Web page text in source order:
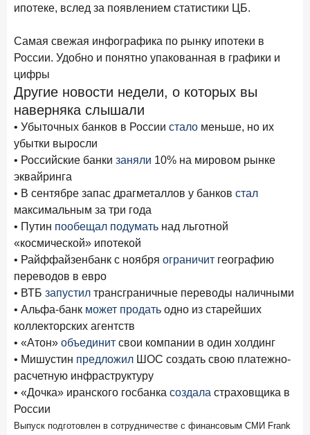
расчетного счета в банках
26 января 2026 года ИССЛЕДОВАНИЕ
Ипотека. Итоги декабря 2025 года
15 января 2026 года
По итогам декабря 2025 года объем выдач кредитов
составил 1 326,5 млрд руб.
Цифра дня
Средняя ставка по ипотеке в России
8,95%
Frank Data. Ипотека
29 декабря 2025 года
Четких целей в 2026-м и качественных «лошадей»!
25 декабря 2025 года ИССЛЕДОВАНИЕ
Ипотека. Итоги ноября 2025 года
24 декабря 2025 года
Страховщики, УК, брокер-маркетплейсы: как новые
игроки меняют рынок инвестиций
19 декабря 2025 года
В эпоху дуополии маркетплейсов селлеры ищут
ипотеке, вслед за появлением статистики ЦБ.
Самая свежая инфографика по рынку ипотеки в
России. Удобно и понятно упакованная в графики и
цифры
Другие новости недели, о которых вы
наверняка слышали
• Убыточных банков в России стало меньше, но их
убытки выросли
• Российские банки заняли 10% на мировом рынке
эквайринга
• В сентябре запас драгметаллов у банков стал
максимальным за три года
• Путин пообещал подумать над льготной
«космической» ипотекой
• Райффайзенбанк с ноября ограничит географию
переводов в евро
• ВТБ запустил трансграничные переводы наличными
• Альфа-банк может продать одно из старейших
коллекторских агентств
• «Атон» объединит свои компании в один холдинг
• Мишустин предложил ШОС создать свою платежно-
расчетную инфраструктуру
• «Дочка» иранского госбанка создала страховщика в
России
Выпуск подготовлен в сотрудничестве с финансовым СМИ Frank